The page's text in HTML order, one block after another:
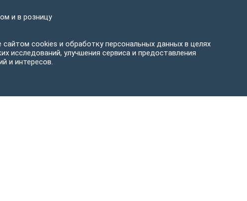
и в розницу
cookies и обработку персональных данных в целях
исследований, улучшения сервиса и предоставления
и интересов.